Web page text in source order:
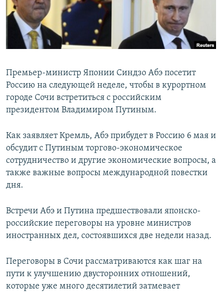
ПОБЕДИТЕЛЕЙ НЕ СУДЯТ?
КРЫМ.НЕПОКОРЕННЫЙ
ELIFBE
ПРИСОЕДИНЯЙТЕСЬ!
Все сайты RFE/RL
Премьер-министр Японии Синдзо Абэ посетит
Россию на следующей неделе, чтобы в курортном
городе Сочи встретиться с российским
президентом Владимиром Путиным.
Как заявляет Кремль, Абэ прибудет в Россию 6 мая и
обсудит с Путиным торгово-экономическое
сотрудничество и другие экономические вопросы, а
также важные вопросы международной повестки
дня.
Встречи Абэ и Путина предшествовали японско-
российские переговоры на уровне министров
иностранных дел, состоявшихся две недели назад.
Переговоры в Сочи рассматриваются как шаг на
пути к улучшению двусторонних отношений,
которые уже много десятилетий затмевает